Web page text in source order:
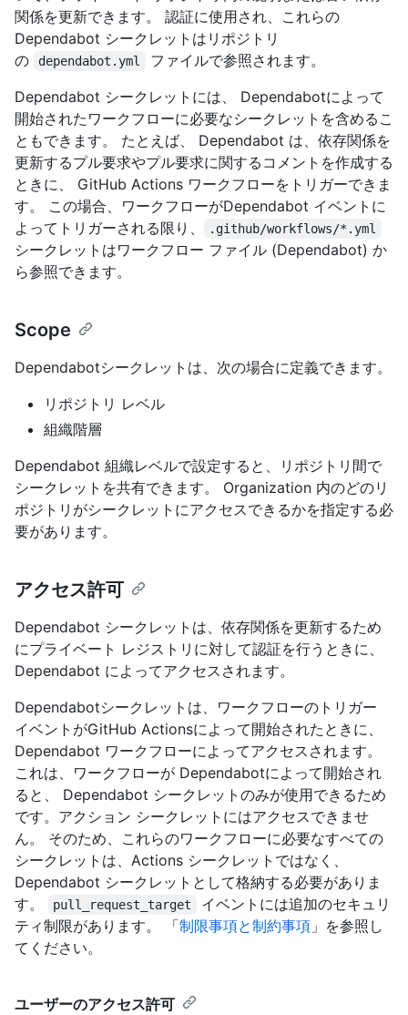
関係を更新できます。 認証に使用され、これらの
Dependabot シークレットはリポジトリ
の
dependabot.yml
ファイルで参照されます。
Dependabot シークレットには、 Dependabotによって
開始されたワークフローに必要なシークレットを含めるこ
ともできます。 たとえば、 Dependabot は、依存関係を
更新するプル要求やプル要求に関するコメントを作成する
ときに、 GitHub Actions ワークフローをトリガーできま
す。 この場合、ワークフローがDependabot イベントに
よってトリガーされる限り、
.github/workflows/*.yml
シークレットはワークフロー ファイル (Dependabot) か
ら参照できます。
Scope
Dependabotシークレットは、次の場合に定義できます。
リポジトリ レベル
組織階層
Dependabot 組織レベルで設定すると、リポジトリ間で
シークレットを共有できます。 Organization 内のどのリ
ポジトリがシークレットにアクセスできるかを指定する必
要があります。
アクセス許可
Dependabot シークレットは、依存関係を更新するため
にプライベート レジストリに対して認証を行うときに、
Dependabot によってアクセスされます。
Dependabotシークレットは、ワークフローのトリガー
イベントがGitHub Actionsによって開始されたときに、
Dependabot ワークフローによってアクセスされます。
これは、ワークフローが Dependabotによって開始され
ると、 Dependabot シークレットのみが使用できるため
です。アクション シークレットにはアクセスできませ
ん。 そのため、これらのワークフローに必要なすべての
シークレットは、Actions シークレットではなく、
Dependabot シークレットとして格納する必要がありま
す。
pull_request_target
イベントには追加のセキュリ
ティ制限があります。 「制限事項と制約事項 」を参照し
てください。
ユーザーのアクセス許可